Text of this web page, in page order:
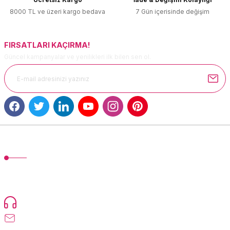
Ürün fiyatı diğer sitelerden daha pahalı.
Bu ürüne benzer farklı alternatifler olmalı.
8000 TL ve üzeri kargo bedava
7 Gün içerisinde değişim
FIRSATLARI KAÇIRMA!